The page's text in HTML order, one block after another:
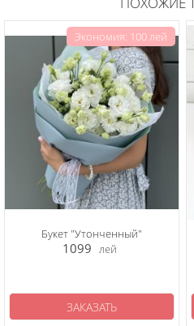
Экономия: 100 лей
Букет "Утонченный"
1099 лей
ЗАКАЗАТЬ